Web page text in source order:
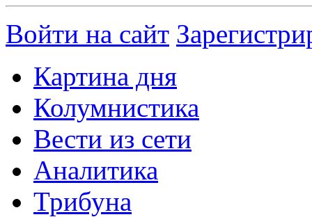
Войти на сайт
Картина дня
Колумнистика
Вести из сети
Аналитика
Трибуна